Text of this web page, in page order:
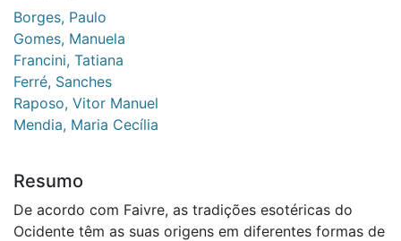
Borges, Paulo
Gomes, Manuela
Francini, Tatiana
Ferré, Sanches
Raposo, Vitor Manuel
Mendia, Maria Cecília
Resumo
De acordo com Faivre, as tradições esotéricas do
Ocidente têm as suas origens em diferentes formas de